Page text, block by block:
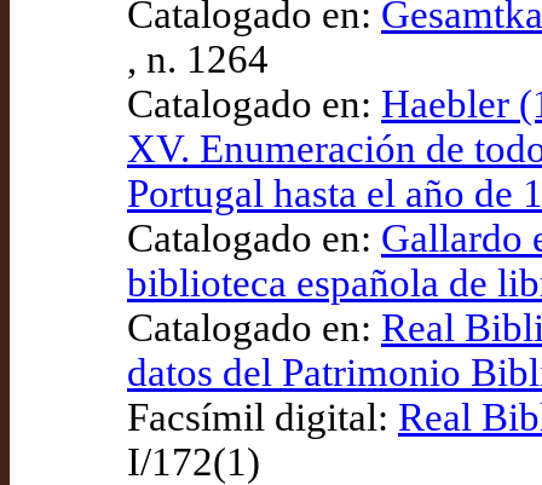
Catalogado en:
, n. 1264
Catalogado en: Haebler
XV. Enumeración de
Portugal hasta el año de
Catalogado en: Gallardo
biblioteca española de
Catalogado en: Real
datos del Patrimonio
Facsímil digital: Real
I/172(1)